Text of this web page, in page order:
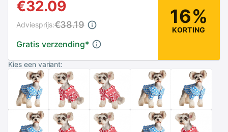
€32.09
Gratis verzending*
Adviesprijs:€38.19 16%
KORTING
Kies een variant: